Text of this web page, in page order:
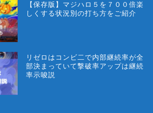
【保存版】マジハロ５を７００倍楽
しくする状況別の打ち方をご紹介
リゼロはコンビ二で内部継続率が全
部決まっていて撃破率アップは継続
率示唆説